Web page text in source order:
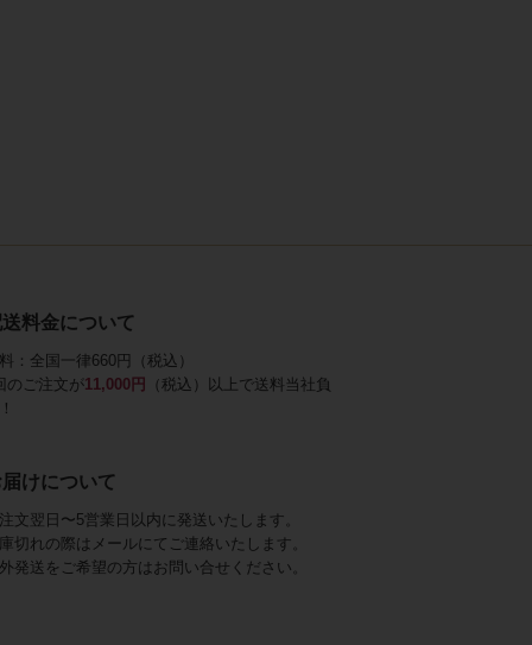
料金について
：全国一律660円（税込）
のご注文が11,000円
（税込）以上で送料当社負
けについて
文翌日〜5営業日以内に発送いたします。
切れの際はメールにてご連絡いたします。
発送をご希望の方はお問い合せください。